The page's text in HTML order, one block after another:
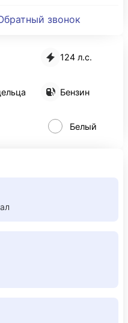
124 л.с.
Бензин
Белый
звонок